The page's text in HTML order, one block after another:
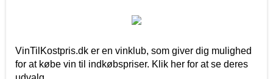
VinTilKostpris.dk er en vinklub, som giver dig mulighed
for at købe vin til indkøbspriser. Klik her for at se deres